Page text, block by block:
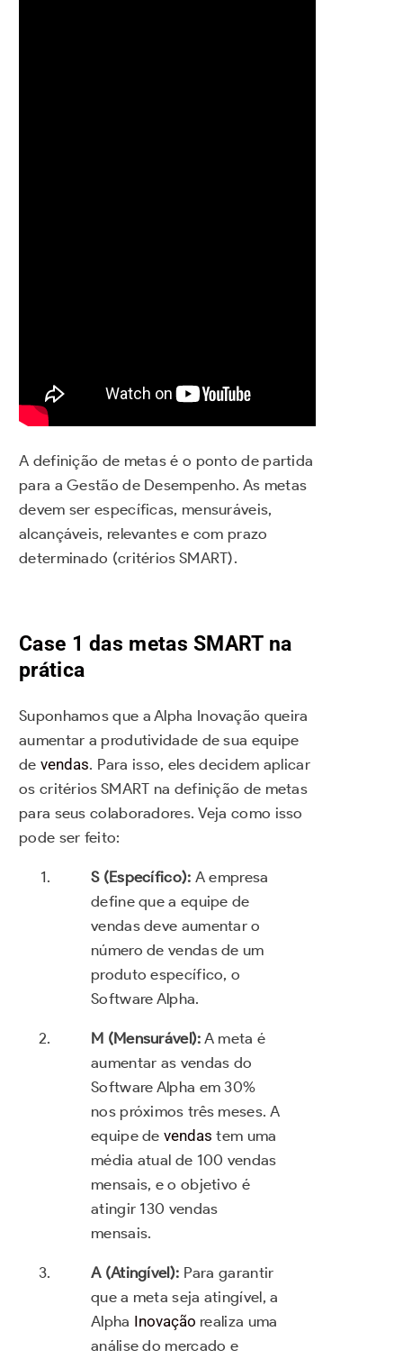
A definição de metas é o ponto de partida
para a Gestão de Desempenho. As metas
devem ser específicas, mensuráveis,
alcançáveis, relevantes e com prazo
determinado (critérios SMART).
Case 1 das metas SMART na
prática
Suponhamos que a Alpha Inovação queira
aumentar a produtividade de sua equipe
de vendas. Para isso, eles decidem aplicar
os critérios SMART na definição de metas
para seus colaboradores. Veja como isso
pode ser feito:
S (Específico): A empresa
define que a equipe de
vendas deve aumentar o
número de vendas de um
produto específico, o
Software Alpha.
M (Mensurável): A meta é
aumentar as vendas do
Software Alpha em 30%
nos próximos três meses. A
equipe devendas tem uma
média atual de 100 vendas
mensais, e o objetivo é
atingir 130 vendas
mensais.
A (Atingível): Para garantir
que a meta seja atingível, a
Alpha Inovação realiza uma
análise do mercado e